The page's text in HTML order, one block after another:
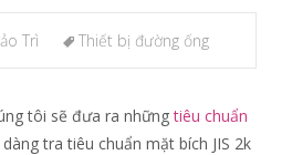
Trì Thiết bị đường ống
tôi sẽ đưa ra nhữngtiêu chuẩn
tra tiêu chuẩn mặt bích JIS 2k